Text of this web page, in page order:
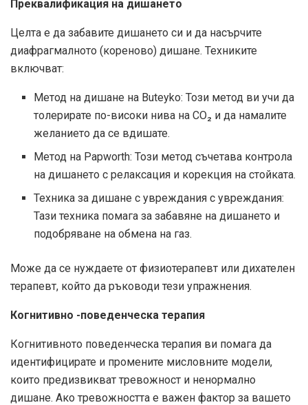
Преквалификация на дишането
Целта е да забавите дишането си и да насърчите
диафрагмалното (кореново) дишане. Техниките
включват:
Метод на дишане на Buteyko: Този метод ви учи да
толерирате по-високи нива на CO₂ и да намалите
желанието да се вдишате.
Метод на Papworth: Този метод съчетава контрола
на дишането с релаксация и корекция на стойката.
Техника за дишане с увреждания с увреждания:
Тази техника помага за забавяне на дишането и
подобряване на обмена на газ.
Може да се нуждаете от физиотерапевт или дихателен
терапевт, който да ръководи тези упражнения.
Когнитивно -поведенческа терапия
Когнитивното поведенческа терапия ви помага да
идентифицирате и промените мисловните модели,
които предизвикват тревожност и ненормално
дишане. Ако тревожността е важен фактор за вашето